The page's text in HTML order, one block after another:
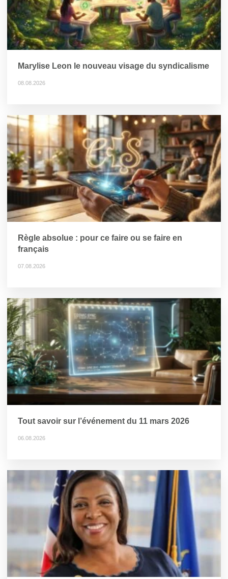
Marylise Leon le nouveau visage du syndicalisme
08.08.2026
Règle absolue : pour ce faire ou se faire en
français
07.08.2026
Tout savoir sur l’événement du 11 mars 2026
06.08.2026